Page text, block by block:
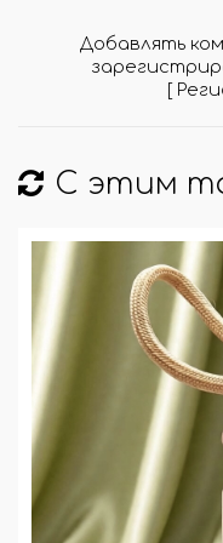
Добавлять
[
С этим